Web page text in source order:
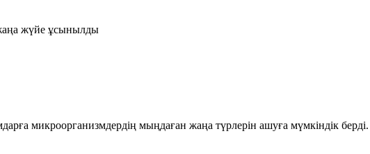
жаңа жүйе ұсынылды
микроорганизмдердің мыңдаған жаңа түрлерін ашуға мүмкіндік